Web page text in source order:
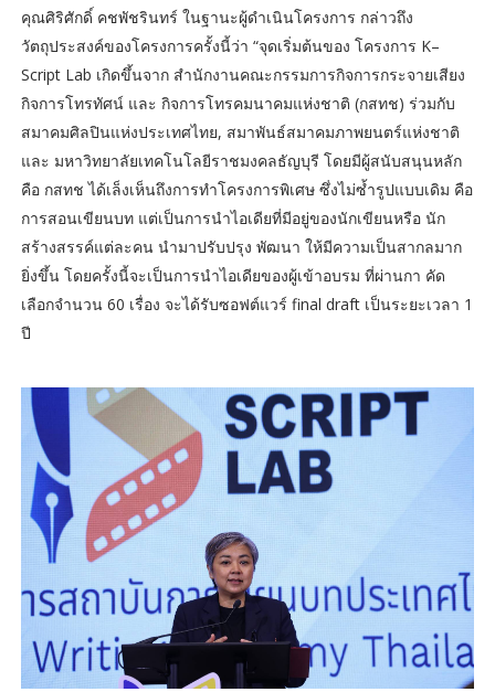
คุณศิริศักดิ์ คชพัชรินทร์ ในฐานะผู้ดำเนินโครงการ กล่าวถึง
วัตถุประสงค์ของโครงการครั้งนี้ว่า “จุดเริ่มต้นของ โครงการ K–
Script Lab เกิดขึ้นจาก สำนักงานคณะกรรมการกิจการกระจายเสียง
กิจการโทรทัศน์ และ กิจการโทรคมนาคมแห่งชาติ (กสทช) ร่วมกับ
สมาคมศิลปินแห่งประเทศไทย, สมาพันธ์สมาคมภาพยนตร์แห่งชาติ
และ มหาวิทยาลัยเทคโนโลยีราชมงคลธัญบุรี โดยมีผู้สนับสนุนหลัก
คือ กสทช ได้เล็งเห็นถึงการทำโครงการพิเศษ ซึ่งไม่ซ้ำรูปแบบเดิม คือ
การสอนเขียนบท แต่เป็นการนำไอเดียที่มีอยู่ของนักเขียนหรือ นัก
สร้างสรรค์แต่ละคน นำมาปรับปรุง พัฒนา ให้มีความเป็นสากลมาก
ยิ่งขึ้น โดยครั้งนี้จะเป็นการนำไอเดียของผู้เข้าอบรม ที่ผ่านกา คัด
เลือกจำนวน 60 เรื่อง จะได้รับซอฟต์แวร์ final draft เป็นระยะเวลา 1
ปี